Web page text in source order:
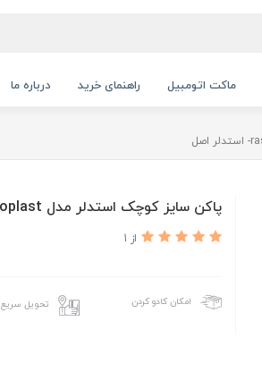
ماکت اتومبیل راهنمای خرید درباره ما
پاکن سایز کوچک استدلر مدل rasoplast- استدلر اصل
از 1
امکان کادو کردن تحویل سریع